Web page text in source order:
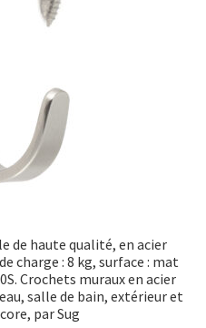
de haute qualité, en acier
charge : 8 kg, surface : mat
Crochets muraux en acier
salle de bain, extérieur et
par Sug